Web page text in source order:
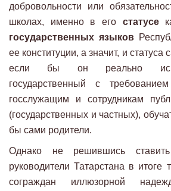
добровольности или
школах, именно в его статусе
государственных языков
ее конституции, а значит, и статуса
если бы он реально
государственный с
госслужащим и сотрудникам
(государственных и частных),
бы сами родители.
Однако не решившись
руководители Татарстана в итоге
сограждан иллюзорной